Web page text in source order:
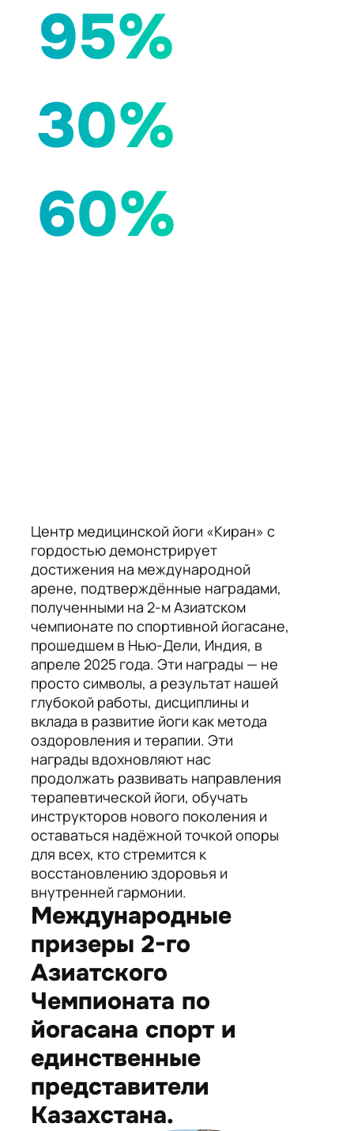
95%
30%
60%
Центр медицинской йоги «Киран» с
гордостью демонстрирует
достижения на международной
арене, подтверждённые наградами,
полученными на 2-м Азиатском
чемпионате по спортивной йогасане,
прошедшем в Нью-Дели, Индия, в
апреле 2025 года. Эти награды — не
просто символы, а результат нашей
глубокой работы, дисциплины и
вклада в развитие йоги как метода
оздоровления и терапии. Эти
награды вдохновляют нас
продолжать развивать направления
терапевтической йоги, обучать
инструкторов нового поколения и
оставаться надёжной точкой опоры
для всех, кто стремится к
восстановлению здоровья и
внутренней гармонии.
Международные
призеры 2-го
Азиатского
Чемпионата по
йогасана спорт и
единственные
представители
Казахстана.